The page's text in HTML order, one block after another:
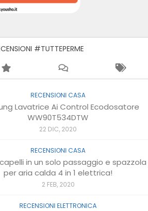
#TUTTEPERME
RECENSIONI CASA
Lavatrice Ai Control Ecodosatore
WW90T534DTW
22 DIC, 2020
RECENSIONI CASA
in un solo passaggio e spazzola
per aria calda 4 in 1 elettrica!
2 FEB, 2020
RECENSIONI ELETTRONICA